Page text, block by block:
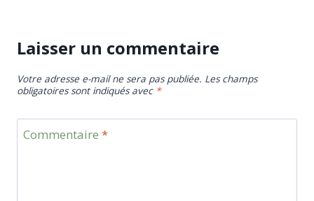
Laisser un commentaire
Votre adresse e-mail ne sera pas publiée. Les champs
obligatoires sont indiqués avec *
Commentaire *